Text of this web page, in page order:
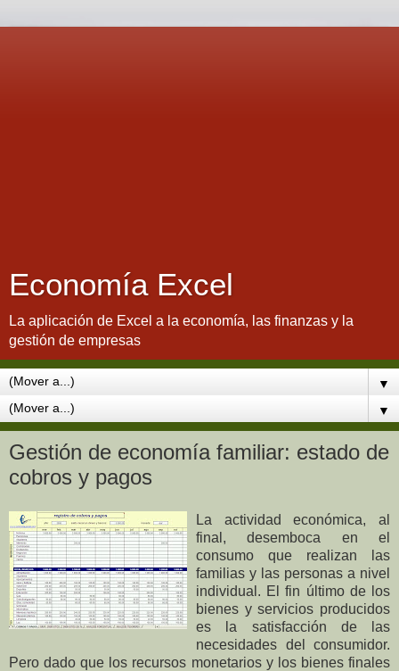
Economía Excel
La aplicación de Excel a la economía, las finanzas y la
gestión de empresas
▼
▼
Gestión de economía familiar: estado de
cobros y pagos
La actividad económica, al
final, desemboca en el
consumo que realizan las
familias y las personas a nivel
individual. El fin último de los
bienes y servicios producidos
es la satisfacción de las
necesidades del consumidor.
Pero dado que los recursos monetarios y los bienes finales